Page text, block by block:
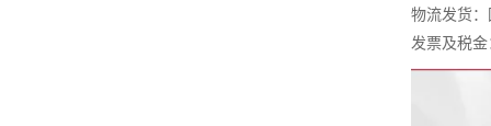
物流发货
发票及税